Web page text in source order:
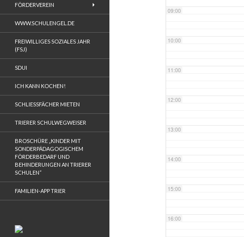
09:00
10:00
11:00
12:00
13:00
14:00
15:00
16:00
FÖRDERVEREIN
WWW.SCHULENGEL.DE
FREIWILLIGES SOZIALES JAHR
(FSJ)
SDUI
ICH KANN KOCHEN!
SCHLIESSFÄCHER MIETEN
TRIERER SCHULWEGWEISER
BROSCHÜRE „KINDER MIT
SONDERPÄDAGOGISCHEM
FÖRDERBEDARF UND
BEHINDERUNGEN AN TRIERER
SCHULEN“
FAMILIEN-APP TRIER